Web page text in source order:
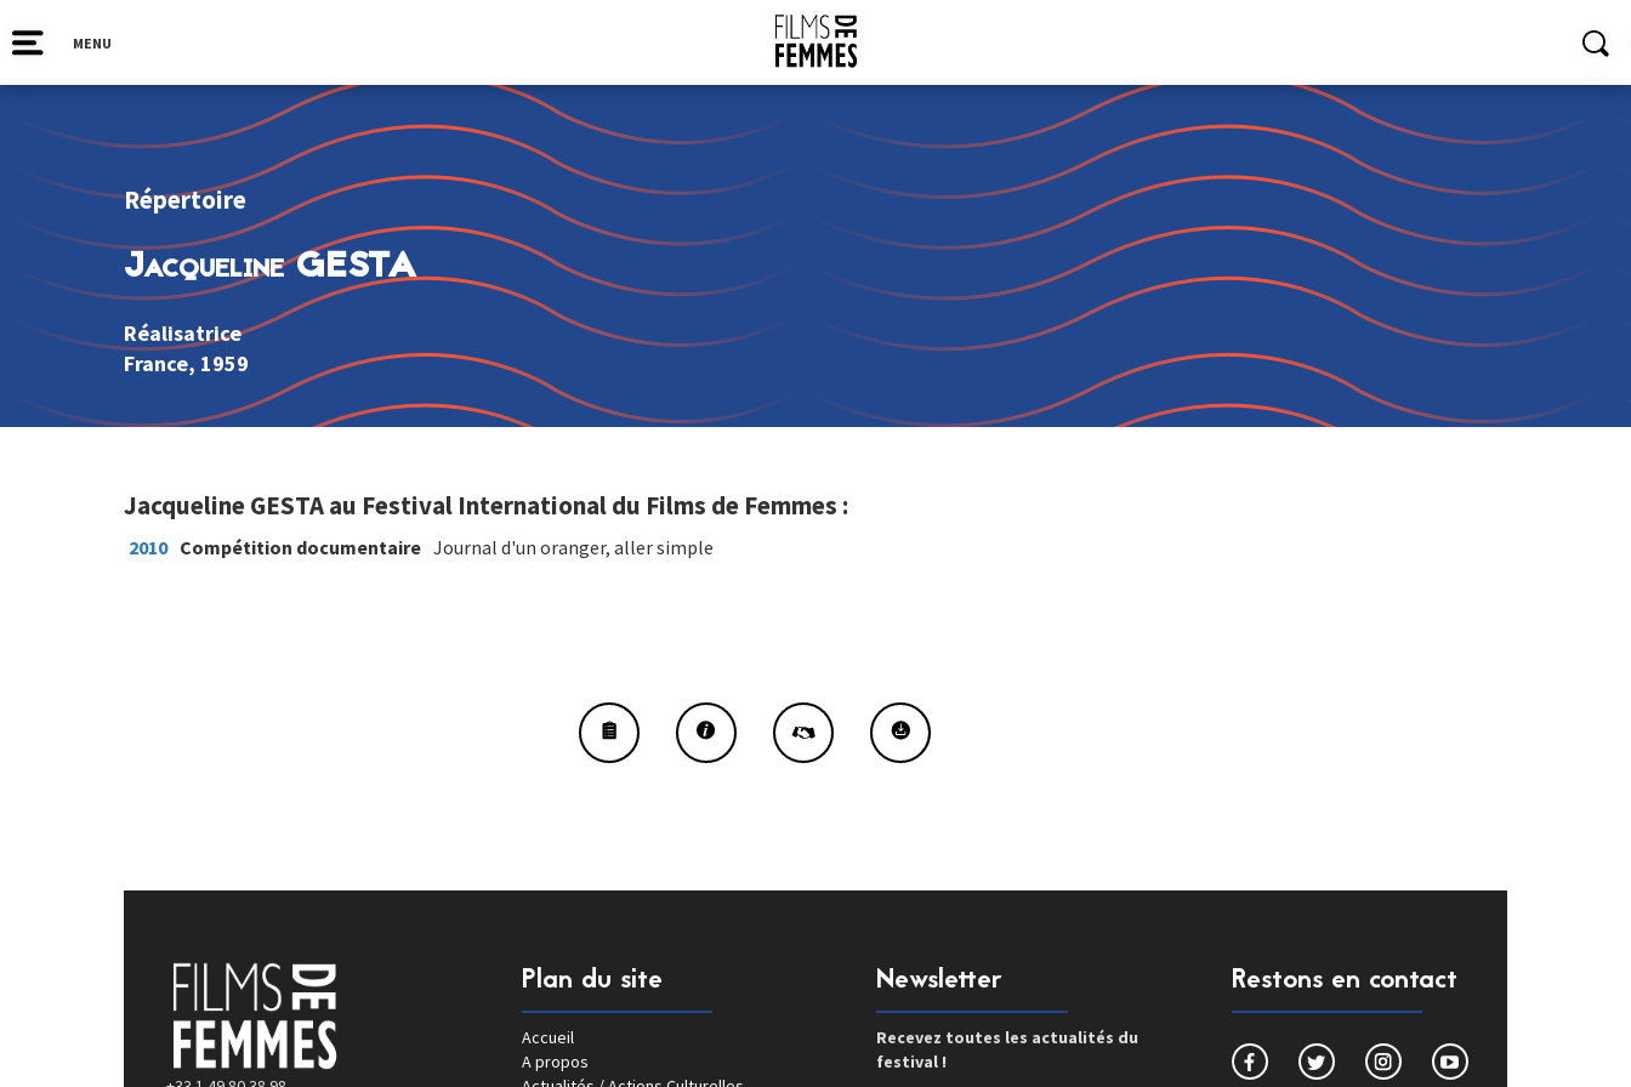
MENU
Répertoire
Jacqueline GESTA
Réalisatrice
France, 1959
Jacqueline GESTA au Festival International du Films de Femmes :
2010 Compétition documentaire Journal d'un oranger, aller simple
Plan du site
Accueil
A propos
Newsletter
Recevez toutes les actualités du
festival !
Restons en contact